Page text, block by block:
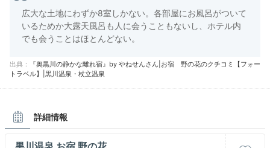
広大な土地にわずか8室しかない。各部屋にお風呂がついて
いるためか大露天風呂も人に会うこともないし、ホテル内
でも会うことはほとんどない。
出典：
『奥黒川の静かな離れ宿』by やねせんさん|お宿 野の花のクチコミ【フォー
トラベル】|黒川温泉・杖立温泉
詳細情報